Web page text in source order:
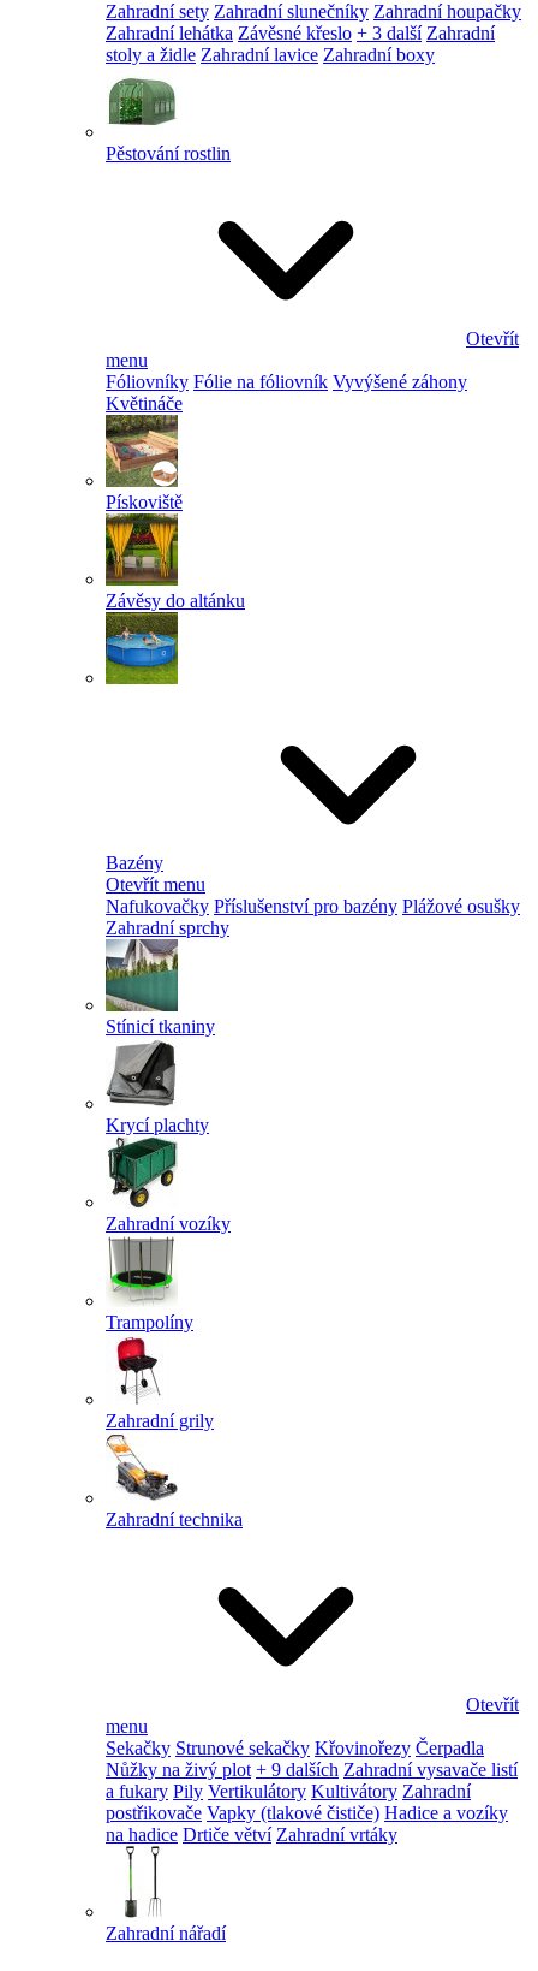
Zahradní sety Zahradní slunečníky Zahradní houpačky
Zahradní lehátka Závěsné křeslo + 3 další Zahradní
stoly a židle Zahradní lavice Zahradní boxy
Pěstování rostlin
Otevřít
menu
Fóliovníky Fólie na fóliovník Vyvýšené záhony
Květináče
Pískoviště
Závěsy do altánku
Bazény
Otevřít menu
Nafukovačky Příslušenství pro bazény Plážové osušky
Zahradní sprchy
Stínicí tkaniny
Krycí plachty
Zahradní vozíky
Trampolíny
Zahradní grily
Zahradní technika
Otevřít
menu
Sekačky Strunové sekačky Křovinořezy Čerpadla
Nůžky na živý plot + 9 dalších Zahradní vysavače listí
a fukary Pily Vertikulátory Kultivátory Zahradní
postřikovače Vapky (tlakové čističe) Hadice a vozíky
na hadice Drtiče větví Zahradní vrtáky
Zahradní nářadí